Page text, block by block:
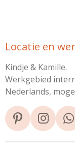
Locatie en
Kindje & Kamille.
Werkgebied
Nederlands,
P
i
I
n
W
h